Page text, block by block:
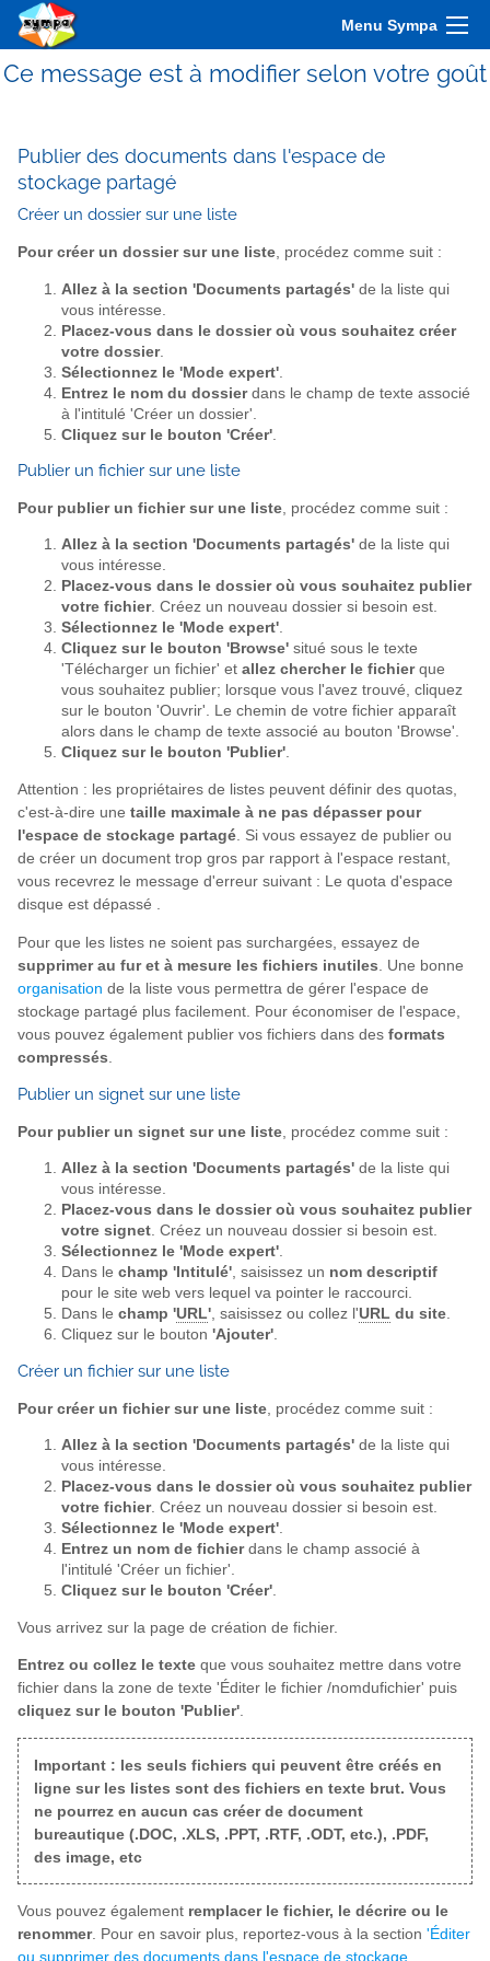
Menu Sympa
Ce message est à modifier selon votre goût
Publier des documents dans l'espace de
stockage partagé
Créer un dossier sur une liste
Pour créer un dossier sur une liste, procédez comme suit :
Allez à la section 'Documents partagés' de la liste qui
vous intéresse.
Placez-vous dans le dossier où vous souhaitez créer
votre dossier.
Sélectionnez le 'Mode expert'
Entrez le nom du dossierdans le champ de texte associé
à l'intitulé 'Créer un dossier'.
Cliquez sur le bouton 'Créer'
Publier un fichier sur une liste
Pour publier un fichier sur une liste , procédez comme suit :
Allez à la section 'Documents partagés' de la liste qui
vous intéresse.
Placez-vous dans le dossier où vous souhaitez publier
votre fichier. Créez un nouveau dossier si besoin est.
Sélectionnez le 'Mode expert'.
Cliquez sur le bouton 'Browse' situé sous le texte
'Télécharger un fichier' et allez chercher le fichierque
vous souhaitez publier; lorsque vous l'avez trouvé, cliquez
sur le bouton 'Ouvrir'. Le chemin de votre fichier apparaît
alors dans le champ de texte associé au bouton 'Browse'.
Cliquez sur le bouton 'Publier'.
Attention : les propriétaires de listes peuvent définir des quotas,
c'est-à-dire une taille maximale à ne pas dépasser pour
l'espace de stockage partagé. Si vous essayez de publier ou
de créer un document trop gros par rapport à l'espace restant,
vous recevrez le message d'erreur suivant : Le quota d'espace
disque est dépassé .
Pour que les listes ne soient pas surchargées, essayez de
supprimer au fur et à mesure les fichiers inutiles . Une bonne
organisation de la liste vous permettra de gérer l'espace de
stockage partagé plus facilement. Pour économiser de l'espace,
vous pouvez également publier vos fichiers dans des formats
compressés
Publier un signet sur une liste
Pour publier un signet sur une liste , procédez comme suit :
Allez à la section 'Documents partagés' de la liste qui
vous intéresse.
Placez-vous dans le dossier où vous souhaitez publier
votre signet. Créez un nouveau dossier si besoin est.
Sélectionnez le 'Mode expert'.
Dans le champ 'Intitulé', saisissez un nom descriptif
pour le site web vers lequel va pointer le raccourci.
Dans le champ 'URL', saisissez ou collez l'URL du site.
Cliquez sur le bouton 'Ajouter'.
Créer un fichier sur une liste
Pour créer un fichier sur une liste , procédez comme suit :
Allez à la section 'Documents partagés' de la liste qui
vous intéresse.
Placez-vous dans le dossier où vous souhaitez publier
votre fichier. Créez un nouveau dossier si besoin est.
Sélectionnez le 'Mode expert'.
Entrez un nom de fichierdans le champ associé à
l'intitulé 'Créer un fichier'.
Cliquez sur le bouton 'Créer'.
Vous arrivez sur la page de création de fichier.
Entrez ou collez le texte que vous souhaitez mettre dans votre
fichier dans la zone de texte 'Éditer le fichier /nomdufichier' puis
cliquez sur le bouton 'Publier'.
Important : les seuls fichiers qui peuvent être créés en
ligne sur les listes sont des fichiers en texte brut. Vous
ne pourrez en aucun cas créer de document
bureautique (.DOC, .XLS, .PPT, .RTF, .ODT, etc.), .PDF,
des image, etc
Vous pouvez également remplacer le fichier, le décrire ou le
renommer. Pour en savoir plus, reportez-vous à la section 'Éditer
ou supprimer des documents dans l'espace de stockage